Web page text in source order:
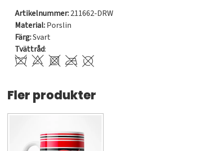
Artikelnummer:211662-DRW
Material:Porslin
Färg:Svart
Tvättråd:
Fler produkter